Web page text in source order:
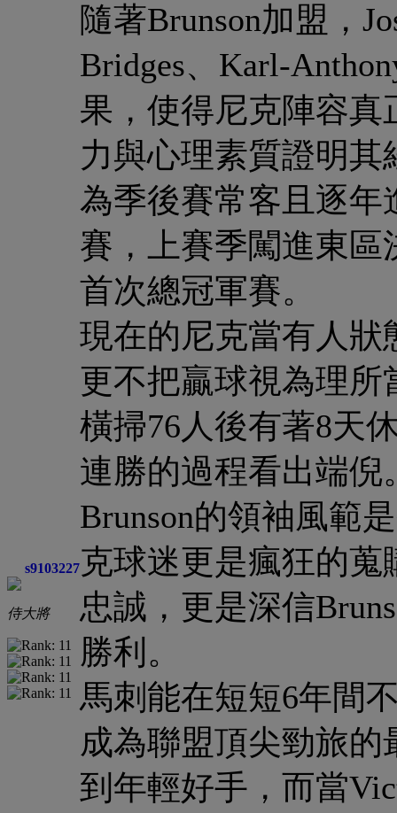
s9103227
侍大將
隨著Brunson加盟，
Bridges、Karl-
果，使得尼克陣容真
力與心理素質證明
為季後賽常客且逐年
賽，上賽季闖進東區
首次總冠軍賽。
現在的尼克當有人狀
更不把贏球視為理
橫掃76人後有著8天
連勝的過程看出端倪
Brunson的領袖風範
克球迷更是瘋狂的
忠誠，更是深信
勝利。
馬刺能在短短6年間
成為聯盟頂尖勁旅
到年輕好手，而當